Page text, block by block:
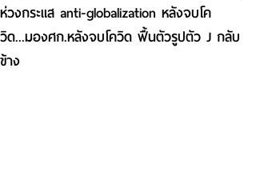
ห่วงกระแส anti-globalization หลังจบโค
วิด...มองศก.หลังจบโควิด ฟื้นตัวรูปตัว J กลับ
ข้าง